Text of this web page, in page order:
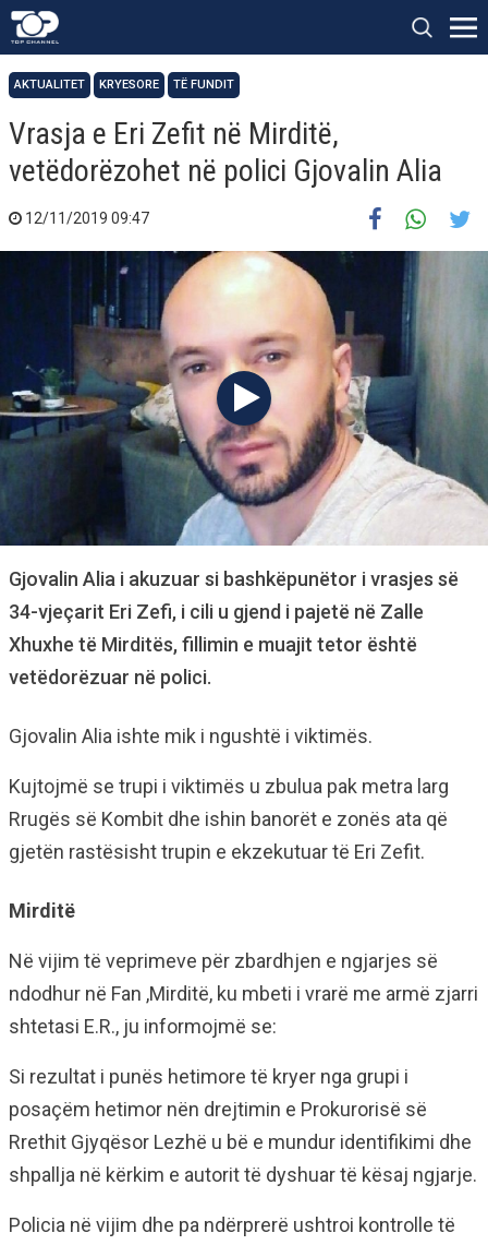
AKTUALITET KRYESORE TË FUNDIT
Vrasja e Eri Zefit në Mirditë,
vetëdorëzohet në polici Gjovalin Alia
12/11/2019 09:47
Gjovalin Alia i akuzuar si bashkëpunëtor i vrasjes së
34-vjeçarit Eri Zefi, i cili u gjend i pajetë në Zalle
Xhuxhe të Mirditës, fillimin e muajit tetor është
vetëdorëzuar në polici.
Gjovalin Alia ishte mik i ngushtë i viktimës.
Kujtojmë se trupi i viktimës u zbulua pak metra larg
Rrugës së Kombit dhe ishin banorët e zonës ata që
gjetën rastësisht trupin e ekzekutuar të Eri Zefit.
Mirditë
Në vijim të veprimeve për zbardhjen e ngjarjes së
ndodhur në Fan ,Mirditë, ku mbeti i vrarë me armë zjarri
shtetasi E.R., ju informojmë se:
Si rezultat i punës hetimore të kryer nga grupi i
posaçëm hetimor nën drejtimin e Prokurorisë së
Rrethit Gjyqësor Lezhë u bë e mundur identifikimi dhe
shpallja në kërkim e autorit të dyshuar të kësaj ngjarje.
Policia në vijim dhe pa ndërprerë ushtroi kontrolle të